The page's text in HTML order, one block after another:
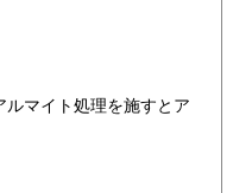
マイト処理を施すとア